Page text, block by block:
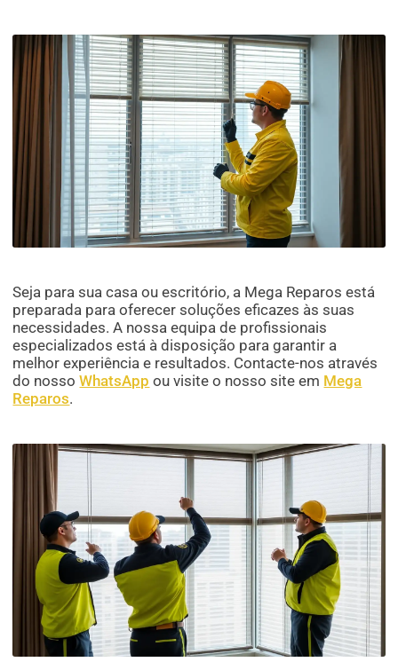
Seja para sua casa ou escritório, a Mega Reparos está
preparada para oferecer soluções eficazes às suas
necessidades. A nossa equipa de profissionais
especializados está à disposição para garantir a
melhor experiência e resultados. Contacte-nos através
do nossoWhatsApp ou visite o nosso site em Mega
Reparos.